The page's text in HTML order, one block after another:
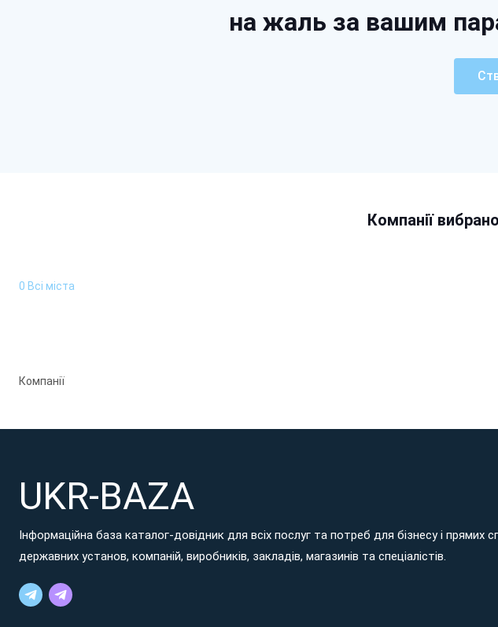
на жаль за вашим
Компанії
0 Всі міста
Компанії
UKR-BAZA
Інформаційна база каталог-довідник для всіх послуг та потреб для бізнесу і прямих
державних установ, компаній, виробників, закладів, магазинів та спеціалістів.